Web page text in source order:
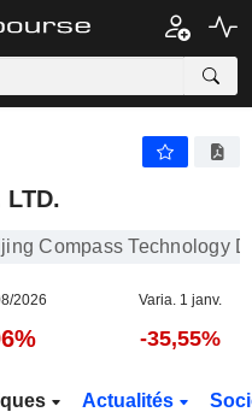
LTD.
Compass Technology
2026 Varia. 1 janv.
-35,55%
Actualités